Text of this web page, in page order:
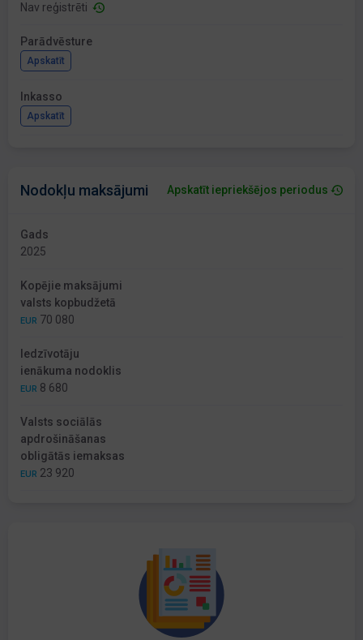
Nav reģistrēti
Parādvēsture
Apskatīt
Inkasso
Apskatīt
Nodokļu maksājumi Apskatīt iepriekšējos periodus
Gads
2025
Kopējie maksājumi
valsts kopbudžetā
EUR 70 080
Iedzīvotāju
ienākuma nodoklis
EUR 8 680
Valsts sociālās
apdrošināšanas
obligātās iemaksas
EUR 23 920